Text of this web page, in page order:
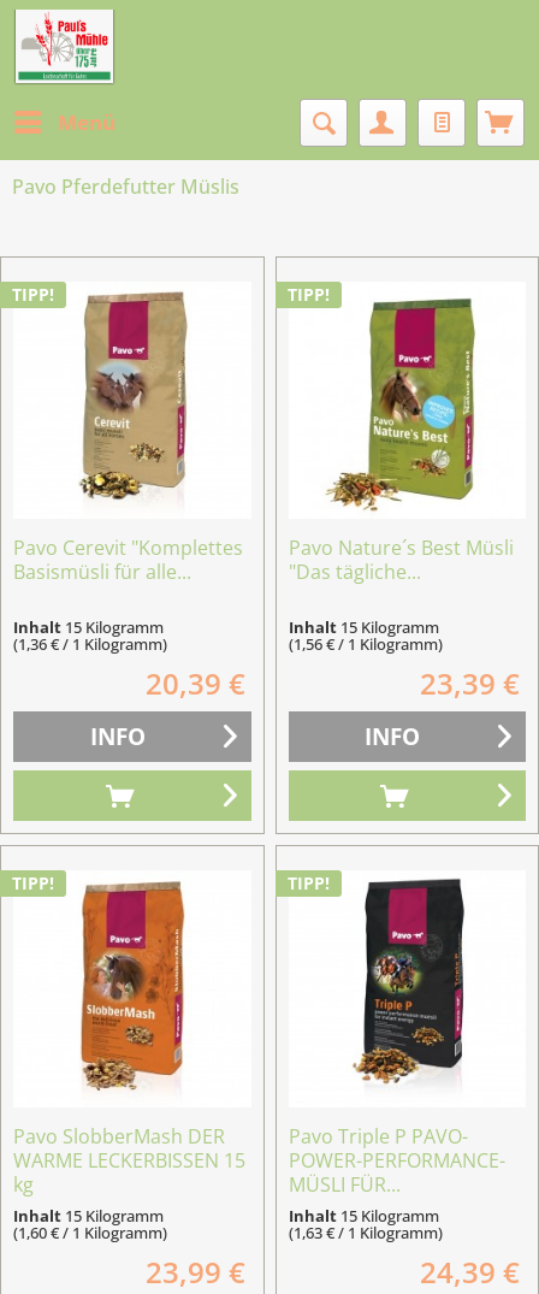
Menü
Pavo Pferdefutter Müslis
TIPP!
Pavo Cerevit "Komplettes
Basismüsli für alle...
Inhalt 15 Kilogramm
(1,36 € / 1 Kilogramm)
20,39 €
INFO
TIPP!
Pavo Nature´s Best Müsli
"Das tägliche...
Inhalt 15 Kilogramm
(1,56 € / 1 Kilogramm)
23,39 €
INFO
TIPP!
Pavo SlobberMash DER
WARME LECKERBISSEN 15
kg
Inhalt 15 Kilogramm
(1,60 € / 1 Kilogramm)
23,99 €
TIPP!
Pavo Triple P PAVO-
POWER-PERFORMANCE-
MÜSLI FÜR...
Inhalt 15 Kilogramm
(1,63 € / 1 Kilogramm)
24,39 €